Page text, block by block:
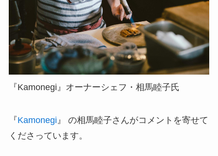
『Kamonegi』オーナーシェフ・相馬睦子氏
『Kamonegi 』 の相馬睦子さんがコメントを寄せて
くださっています。